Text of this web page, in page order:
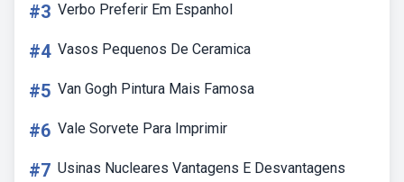
#3 Verbo Preferir Em Espanhol
#4 Vasos Pequenos De Ceramica
#5 Van Gogh Pintura Mais Famosa
#6 Vale Sorvete Para Imprimir
#7 Usinas Nucleares Vantagens E Desvantagens